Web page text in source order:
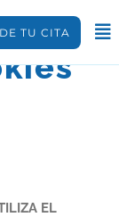
TU CITA
EL